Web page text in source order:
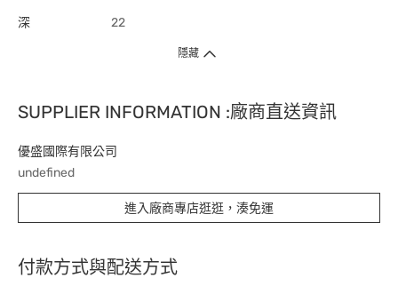
深 22
隱藏
SUPPLIER INFORMATION :廠商直送資訊
優盛國際有限公司
undefined
進入廠商專店逛逛，湊免運
付款方式與配送方式